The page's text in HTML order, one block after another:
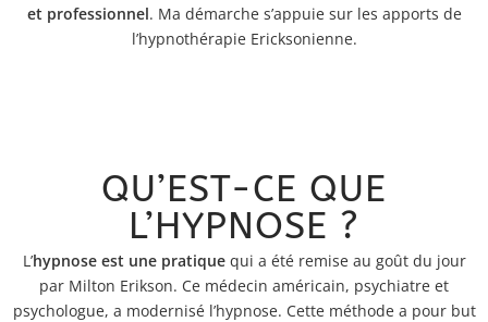
et professionnel. Ma démarche s’appuie sur les apports de
l’hypnothérapie Ericksonienne.
QU’EST-CE QUE
L’HYPNOSE ?
L’hypnose est une pratiquequi a été remise au goût du jour
par Milton Erikson. Ce médecin américain, psychiatre et
psychologue, a modernisé l’hypnose. Cette méthode a pour but